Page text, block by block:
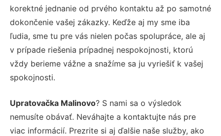
korektné jednanie od prvého kontaktu až po samotné
dokončenie vašej zákazky. Keďže aj my sme iba
ľudia, sme tu pre vás nielen počas spolupráce, ale aj
v prípade riešenia prípadnej nespokojnosti, ktorú
vždy berieme vážne a snažíme sa ju vyriešiť k vašej
spokojnosti.
Upratovačka Malinovo? S nami sa o výsledok
nemusíte obávať. Neváhajte a kontaktujte nás pre
viac informácií. Prezrite si aj ďalšie naše služby, ako